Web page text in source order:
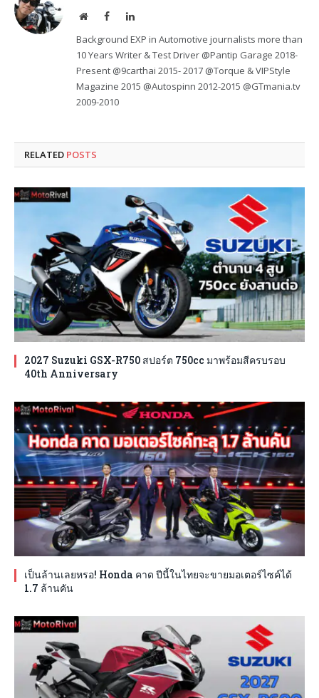
WebsiteFacebookLinkedIn
Background EXP in Automotive journalists more than
10 Years Writer & Test Driver @Pantip Garage 2018-
Present @9carthai 2015- 2017 @Torque & VIPStyle
Magazine 2015 @Autospinn 2012-2015 @GTmania.tv
2009-2010
RELATED POSTS
2027 Suzuki GSX-R750 สปอร์ต 750cc มาพร้อมสีครบรอบ
40th Anniversary
เป็นล้านเลยหรอ! Honda คาด ปีนี้ในไทยจะขายมอเตอร์ไซค์ได้
1.7 ล้านคัน